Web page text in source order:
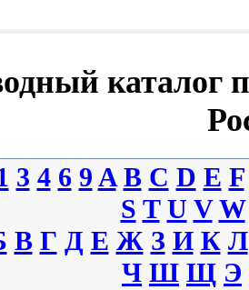
каталог
3 4 6 9 A B C D E F
S T U V W
В Г Д Е Ж З И К Л
Ч Ш Щ Э